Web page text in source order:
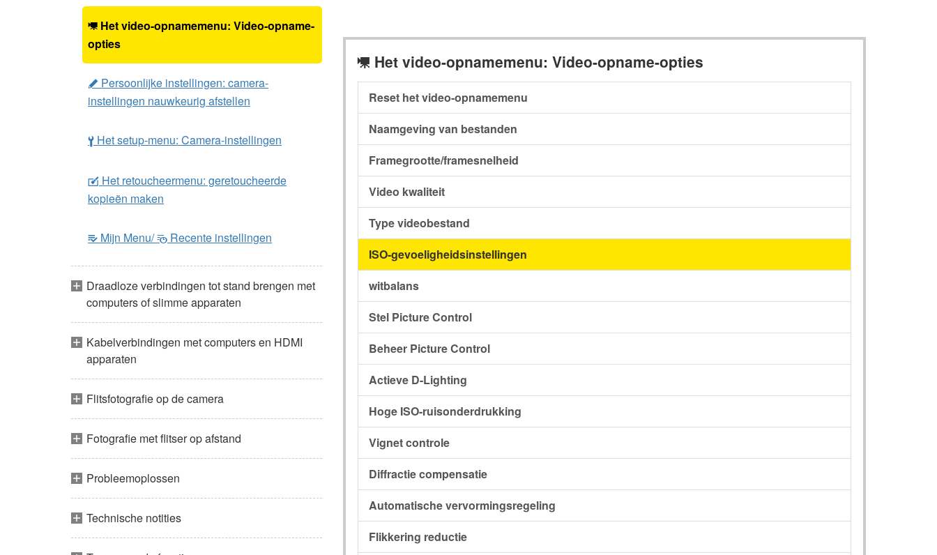
1 Het video-opnamemenu: Video-opname-
opties
A Persoonlijke instellingen: camera-
instellingen nauwkeurig afstellen
B Het setup-menu: Camera-instellingen
N Het retoucheermenu: geretoucheerde
kopieën maken
O Mijn Menu/m Recente instellingen
Draadloze verbindingen tot stand brengen met
computers of slimme apparaten
Kabelverbindingen met computers en HDMI
apparaten
Flitsfotografie op de camera
Fotografie met flitser op afstand
Probleemoplossen
Technische notities
1 Het video-opnamemenu: Video-opname-opties
Reset het video-opnamemenu
Naamgeving van bestanden
Framegrootte/framesnelheid
Video kwaliteit
Type videobestand
ISO-gevoeligheidsinstellingen
witbalans
Stel Picture Control
Beheer Picture Control
Actieve D-Lighting
Hoge ISO-ruisonderdrukking
Vignet controle
Diffractie compensatie
Automatische vervormingsregeling
Flikkering reductie